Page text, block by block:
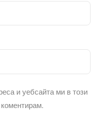
и уебсайта ми в този